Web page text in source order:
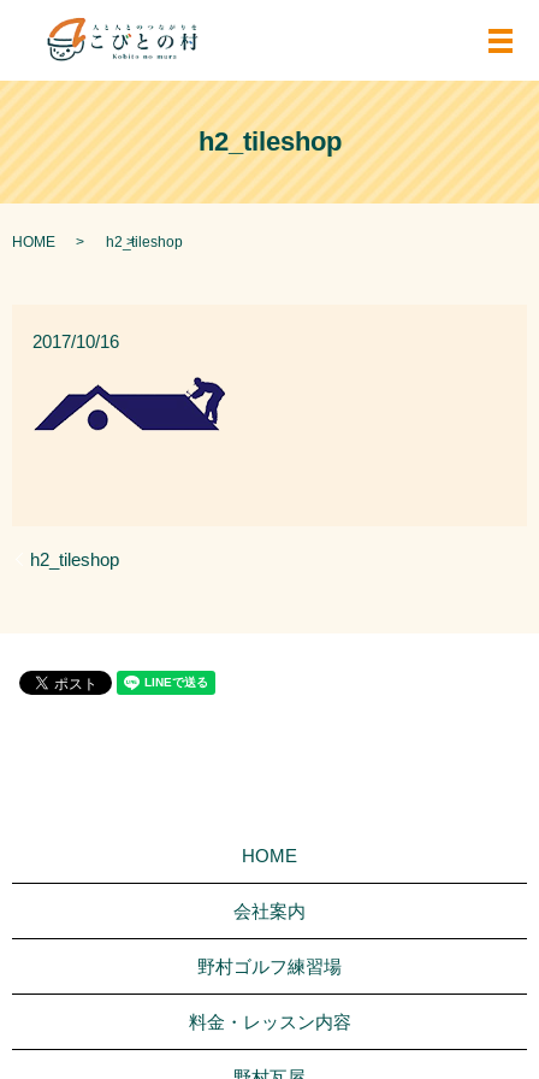
メ
h2_tileshop
HOME h2_tileshop
2017/10/16
h2_tileshop
HOME
会社案内
野村ゴルフ練習場
料金・レッスン内容